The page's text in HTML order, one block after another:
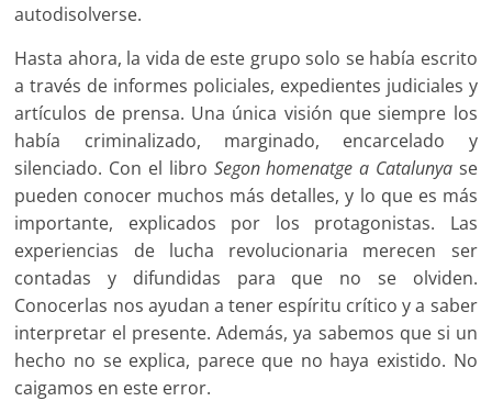
autodisolverse.
Hasta ahora, la vida de este grupo solo se había escrito
a través de informes policiales, expedientes judiciales y
artículos de prensa. Una única visión que siempre los
había criminalizado, marginado, encarcelado y
silenciado. Con el libro Segon homenatge a Catalunyase
pueden conocer muchos más detalles, y lo que es más
importante, explicados por los protagonistas. Las
experiencias de lucha revolucionaria merecen ser
contadas y difundidas para que no se olviden.
Conocerlas nos ayudan a tener espíritu crítico y a saber
interpretar el presente. Además, ya sabemos que si un
hecho no se explica, parece que no haya existido. No
caigamos en este error.